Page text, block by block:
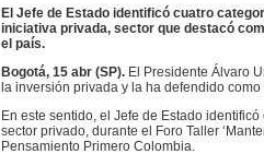
El Jefe de Estado identificó cuatro
iniciativa privada, sector que destacó
el país.
Bogotá, 15 abr (SP). El Presidente Álvaro
la inversión privada y la ha defendido
En este sentido, el Jefe de Estado
sector privado, durante el Foro Taller
Pensamiento Primero Colombia.